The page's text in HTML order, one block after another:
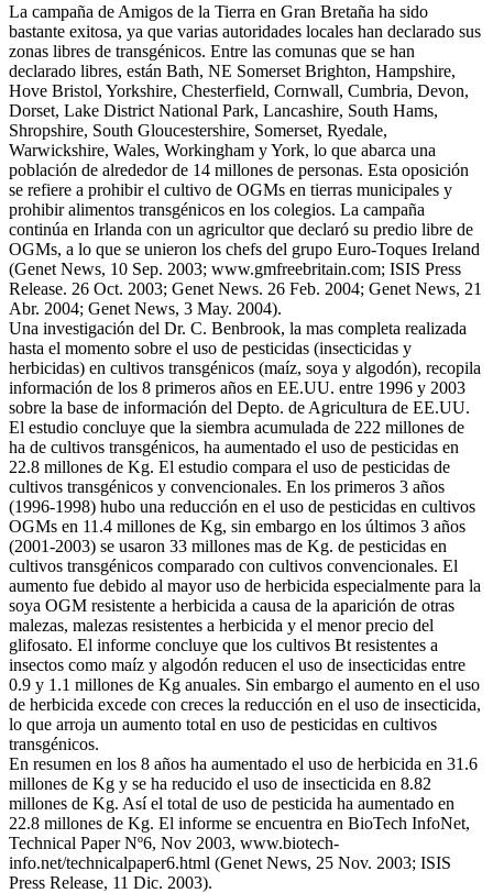
La campaña de Amigos de la Tierra en Gran Bretaña ha sido
bastante exitosa, ya que varias autoridades locales han declarado sus
zonas libres de transgénicos. Entre las comunas que se han
declarado libres, están Bath, NE Somerset Brighton, Hampshire,
Hove Bristol, Yorkshire, Chesterfield, Cornwall, Cumbria, Devon,
Dorset, Lake District National Park, Lancashire, South Hams,
Shropshire, South Gloucestershire, Somerset, Ryedale,
Warwickshire, Wales, Workingham y York, lo que abarca una
población de alrededor de 14 millones de personas. Esta oposición
se refiere a prohibir el cultivo de OGMs en tierras municipales y
prohibir alimentos transgénicos en los colegios. La campaña
continúa en Irlanda con un agricultor que declaró su predio libre de
OGMs, a lo que se unieron los chefs del grupo Euro-Toques Ireland
(Genet News, 10 Sep. 2003; www.gmfreebritain.com; ISIS Press
Release. 26 Oct. 2003; Genet News. 26 Feb. 2004; Genet News, 21
Abr. 2004; Genet News, 3 May. 2004).
Una investigación del Dr. C. Benbrook, la mas completa realizada
hasta el momento sobre el uso de pesticidas (insecticidas y
herbicidas) en cultivos transgénicos (maíz, soya y algodón), recopila
información de los 8 primeros años en EE.UU. entre 1996 y 2003
sobre la base de información del Depto. de Agricultura de EE.UU.
El estudio concluye que la siembra acumulada de 222 millones de
ha de cultivos transgénicos, ha aumentado el uso de pesticidas en
22.8 millones de Kg. El estudio compara el uso de pesticidas de
cultivos transgénicos y convencionales. En los primeros 3 años
(1996-1998) hubo una reducción en el uso de pesticidas en cultivos
OGMs en 11.4 millones de Kg, sin embargo en los últimos 3 años
(2001-2003) se usaron 33 millones mas de Kg. de pesticidas en
cultivos transgénicos comparado con cultivos convencionales. El
aumento fue debido al mayor uso de herbicida especialmente para la
soya OGM resistente a herbicida a causa de la aparición de otras
malezas, malezas resistentes a herbicida y el menor precio del
glifosato. El informe concluye que los cultivos Bt resistentes a
insectos como maíz y algodón reducen el uso de insecticidas entre
0.9 y 1.1 millones de Kg anuales. Sin embargo el aumento en el uso
de herbicida excede con creces la reducción en el uso de insecticida,
lo que arroja un aumento total en uso de pesticidas en cultivos
transgénicos.
En resumen en los 8 años ha aumentado el uso de herbicida en 31.6
millones de Kg y se ha reducido el uso de insecticida en 8.82
millones de Kg. Así el total de uso de pesticida ha aumentado en
22.8 millones de Kg. El informe se encuentra en BioTech InfoNet,
Technical Paper Nº6, Nov 2003, www.biotech-
info.net/technicalpaper6.html (Genet News, 25 Nov. 2003; ISIS
Press Release, 11 Dic. 2003).